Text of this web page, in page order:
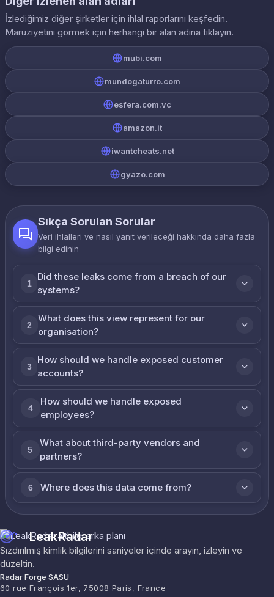
İzlediğimiz diğer şirketler için ihlal raporlarını keşfedin.
Maruziyetini görmek için herhangi bir alan adına tıklayın.
mubi.com
mundogaturro.com
esfera.com.vc
amazon.it
iwantcheats.net
gyazo.com
Sıkça Sorulan Sorular
Veri ihlalleri ve nasıl yanıt verileceği hakkında daha fazla
bilgi edinin
1
Did these leaks come from a breach of our
systems?
2
What does this view represent for our
organisation?
3
How should we handle exposed customer
accounts?
4
How should we handle exposed
employees?
5
What about third-party vendors and
partners?
6 Where does this data come from?
LeakRadar
Sızdırılmış kimlik bilgilerini saniyeler içinde arayın, izleyin ve
düzeltin.
Radar Forge SASU
60 rue François 1er, 75008 Paris, France